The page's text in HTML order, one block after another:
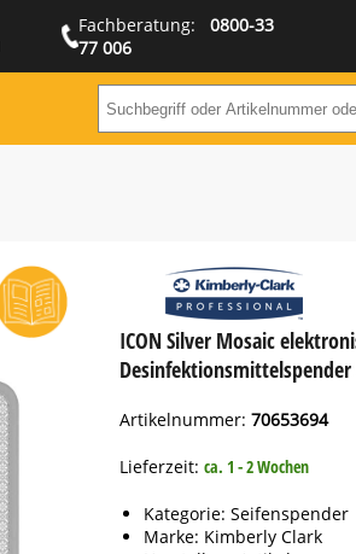
Fachberatung:
0800-33
77 006
ICON Silver Mosaic
Desinfektionsmittelspender
Artikelnummer:70653694
Lieferzeit:ca. 1 - 2 Wochen
Kategorie: Seifenspender
Marke: Kimberly Clark